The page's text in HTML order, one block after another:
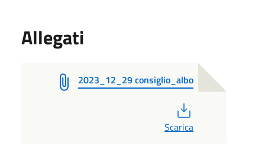
Allegati
2023_12_29 consiglio_albo
Scarica